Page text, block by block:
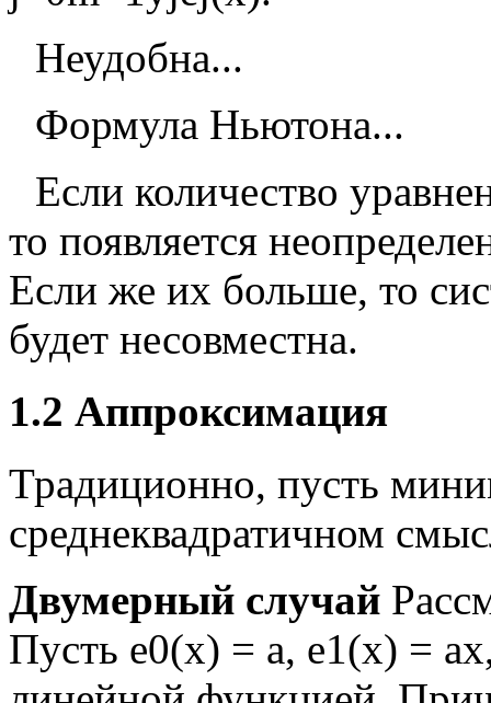
Неудобна...
Формула Ньютона...
Если количество
то появляется
Если же их больше, то
будет несовместна.
1.2 Аппроксимация
Традиционно, пусть
среднеквадратичном
Двумерный случай
Пусть e0(x) = a, e1(x) = ax